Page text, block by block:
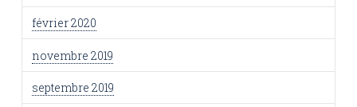
février 2020
novembre 2019
septembre 2019